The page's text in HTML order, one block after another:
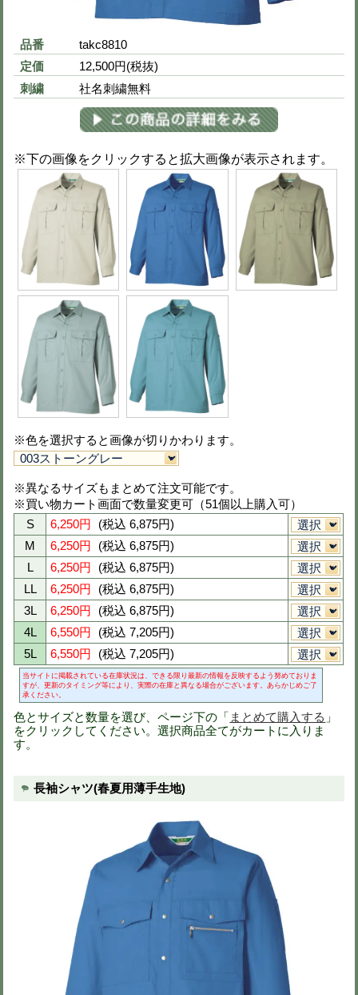
（割引はカートで自動計
春夏用長袖ブルゾン
品番
takc8820
定価
13,200円(税抜)
刺繍
社名刺繍無料
※下の画像をクリックすると拡大